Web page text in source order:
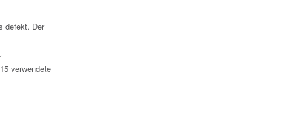
defekt. Der
verwendete